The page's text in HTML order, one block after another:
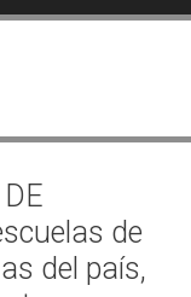
de
del país,